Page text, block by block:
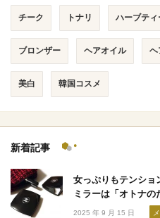
チーク トナリ ハーブティ
ブロンザー ヘアオイル ヘ
美白 韓国コスメ
新着記事
女っぷりもテンショ
ミラーは「オトナの
2025 年 9 月 15 日